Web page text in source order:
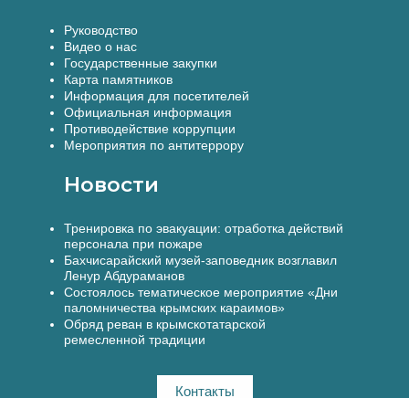
Руководство
Видео о нас
Государственные закупки
Карта памятников
Информация для посетителей
Официальная информация
Противодействие коррупции
Мероприятия по антитеррору
Новости
Тренировка по эвакуации: отработка действий
персонала при пожаре
Бахчисарайский музей-заповедник возглавил
Ленур Абдураманов
Состоялось тематическое мероприятие «Дни
паломничества крымских караимов»
Обряд реван в крымскотатарской
ремесленной традиции
Контакты